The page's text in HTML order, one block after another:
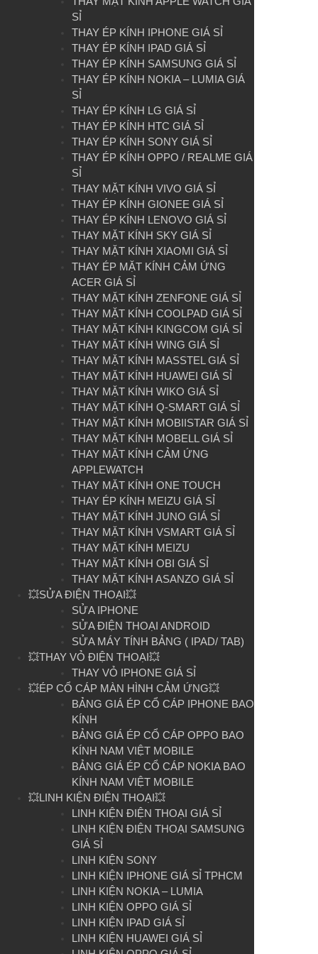
SỈ
THAY ÉP KÍNH IPHONE GIÁ SỈ
THAY ÉP KÍNH IPAD GIÁ SỈ
THAY ÉP KÍNH SAMSUNG GIÁ SỈ
THAY ÉP KÍNH NOKIA – LUMIA GIÁ
SỈ
THAY ÉP KÍNH LG GIÁ SỈ
THAY ÉP KÍNH HTC GIÁ SỈ
THAY ÉP KÍNH SONY GIÁ SỈ
THAY ÉP KÍNH OPPO / REALME GIÁ
SỈ
THAY MẶT KÍNH VIVO GIÁ SỈ
THAY ÉP KÍNH GIONEE GIÁ SỈ
THAY ÉP KÍNH LENOVO GIÁ SỈ
THAY MẶT KÍNH SKY GIÁ SỈ
THAY MẶT KÍNH XIAOMI GIÁ SỈ
THAY ÉP MẶT KÍNH CẢM ỨNG
ACER GIÁ SỈ
THAY MẶT KÍNH ZENFONE GIÁ SỈ
THAY MẶT KÍNH COOLPAD GIÁ SỈ
THAY MẶT KÍNH KINGCOM GIÁ SỈ
THAY MẶT KÍNH WING GIÁ SỈ
THAY MẶT KÍNH MASSTEL GIÁ SỈ
THAY MẶT KÍNH HUAWEI GIÁ SỈ
THAY MẶT KÍNH WIKO GIÁ SỈ
THAY MẶT KÍNH Q-SMART GIÁ SỈ
THAY MẶT KÍNH MOBIISTAR GIÁ SỈ
THAY MẶT KÍNH MOBELL GIÁ SỈ
THAY MẶT KÍNH CẢM ỨNG
APPLEWATCH
THAY MẶT KÍNH ONE TOUCH
THAY ÉP KÍNH MEIZU GIÁ SỈ
THAY MẶT KÍNH JUNO GIÁ SỈ
THAY MẶT KÍNH VSMART GIÁ SỈ
THAY MẶT KÍNH MEIZU
THAY MẶT KÍNH OBI GIÁ SỈ
THAY MẶT KÍNH ASANZO GIÁ SỈ
💥SỬA ĐIỆN THOẠI💥
SỬA IPHONE
SỬA ĐIỆN THOẠI ANDROID
SỬA MÁY TÍNH BẢNG ( IPAD/ TAB)
💥THAY VỎ ĐIỆN THOẠI💥
THAY VỎ IPHONE GIÁ SỈ
💥ÉP CỔ CÁP MÀN HÌNH CẢM ỨNG💥
BẢNG GIÁ ÉP CỔ CÁP IPHONE BAO
KÍNH
BẢNG GIÁ ÉP CỔ CÁP OPPO BAO
KÍNH NAM VIỆT MOBILE
BẢNG GIÁ ÉP CỔ CÁP NOKIA BAO
KÍNH NAM VIỆT MOBILE
💥LINH KIỆN ĐIỆN THOẠI💥
LINH KIỆN ĐIỆN THOẠI GIÁ SỈ
LINH KIỆN ĐIỆN THOẠI SAMSUNG
GIÁ SỈ
LINH KIỆN SONY
LINH KIỆN IPHONE GIÁ SỈ TPHCM
LINH KIỆN NOKIA – LUMIA
LINH KIỆN OPPO GIÁ SỈ
LINH KIỆN IPAD GIÁ SỈ
LINH KIỆN HUAWEI GIÁ SỈ